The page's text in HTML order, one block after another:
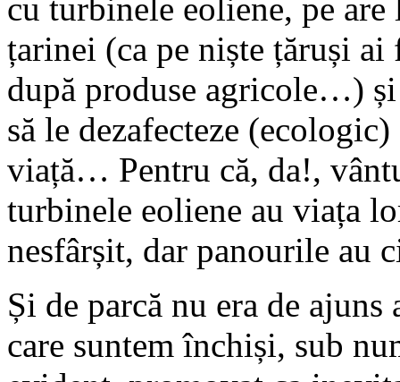
cu turbinele eoliene, pe
țarinei (ca pe niște țăruși
după produse agricole…)
să le dezafecteze
viață… Pentru că, da!,
turbinele eoliene au viața
nesfârșit, dar panourile
Și de parcă nu era de
care suntem închiși, sub